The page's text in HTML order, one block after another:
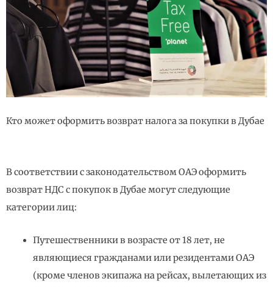
Кто может оформить возврат налога за покупки в Дубае
В соответствии с законодательством ОАЭ оформить
возврат НДС с покупок в Дубае могут следующие
категории лиц:
Путешественники в возрасте от 18 лет, не
являющиеся гражданами или резидентами ОАЭ
(кроме членов экипажа на рейсах, вылетающих из